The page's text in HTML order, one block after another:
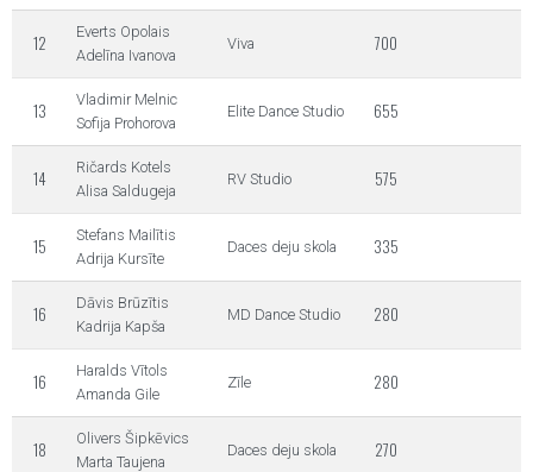
12
Everts Opolais
Adelīna Ivanova
Viva 700
13
Vladimir Melnic
Sofija Prohorova
Elite Dance Studio 655
14
Ričards Kotels
Alisa Saldugeja
RV Studio 575
15
Stefans Mailītis
Adrija Kursīte
Daces deju skola 335
16
Dāvis Brūzītis
Kadrija Kapša
MD Dance Studio 280
16
Haralds Vītols
Amanda Gile
Zīle 280
18
Olivers Šipkēvics
Marta Taujena
Daces deju skola 270